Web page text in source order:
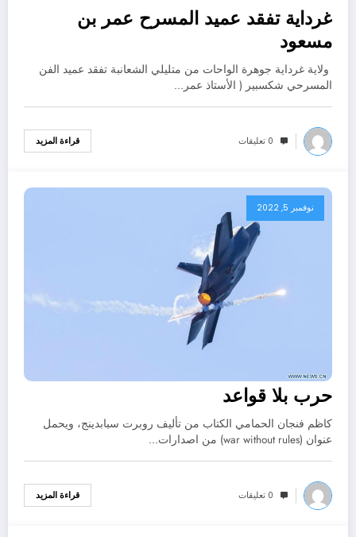
نوفمبر 5, 2022
غرداية تفقد عميد المسرح عمر بن
مسعود
ولاية غرداية جوهرة الواحات من متليلي الشعانبة تفقد عميد الفن
المسرحي شكسبير ( الأستاذ عمر…
0 تعليقات قراءة المزيد
نوفمبر 5, 2022
حرب بلا قواعد
كاظم فنجان الحمامي الكتاب من تأليف روبرت سبابدينج، ويحمل
عنوان (war without rules) من اصدارات…
0 تعليقات قراءة المزيد